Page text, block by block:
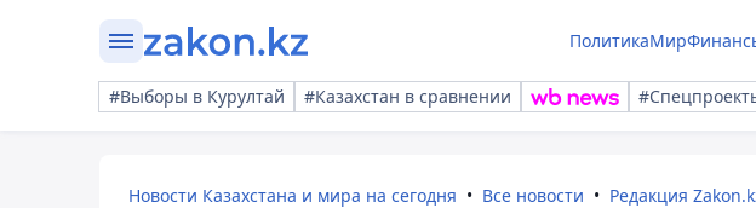
ПолитикаМир
#Выборы в Курултай #Казахстан в сравнении
Новости Казахстана и мира на сегодня Все новости Редакция